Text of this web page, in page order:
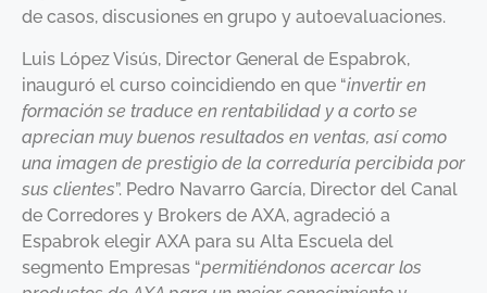
de casos, discusiones en grupo y autoevaluaciones.
Luis López Visús, Director General de Espabrok,
inauguró el curso coincidiendo en que “invertir en
formación se traduce en rentabilidad y a corto se
aprecian muy buenos resultados en ventas, así como
una imagen de prestigio de la correduría percibida por
sus clientes”. Pedro Navarro García, Director del Canal
de Corredores y Brokers de AXA, agradeció a
Espabrok elegir AXA para su Alta Escuela del
segmento Empresas “permitiéndonos acercar los